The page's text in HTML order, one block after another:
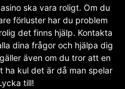
ska vara roligt. Om du
förluster har du problem
det finns hjälp. Kontakta
dina frågor och hjälpa dig
även om du tror att en
ha kul det är då man spelar
till!